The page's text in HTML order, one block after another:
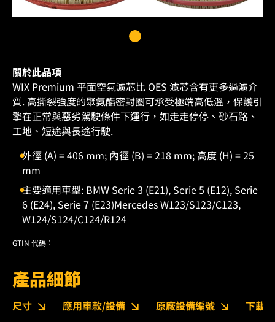
關於此品項
WIX Premium 平面空氣濾芯比 OES 濾芯含有更多過濾介
質. 高撕裂強度的聚氨酯密封圈可承受極端高低溫，保護引
擎在正常與惡劣駕駛條件下運行，如走走停停、砂石路、
工地、短途與長途行駛.
外徑 (A) = 406 mm; 內徑 (B) = 218 mm; 高度 (H) = 25
mm
主要適用車型: BMW Serie 3 (E21), Serie 5 (E12), Serie
6 (E24), Serie 7 (E23)Mercedes W123/S123/C123,
W124/S124/C124/R124
GTIN 代碼：
產品細節
尺寸 應用車款/設備 原廠設備編號 下載